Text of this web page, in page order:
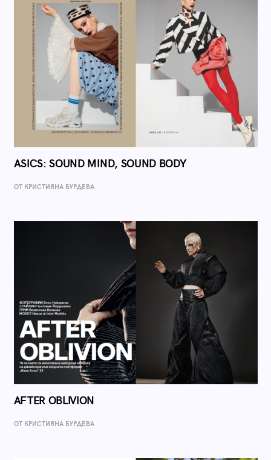
ASICS: SOUND MIND, SOUND BODY
ОТ КРИСТИЯНА БУРДЕВА
AFTER OBLIVION
ОТ КРИСТИЯНА БУРДЕВА